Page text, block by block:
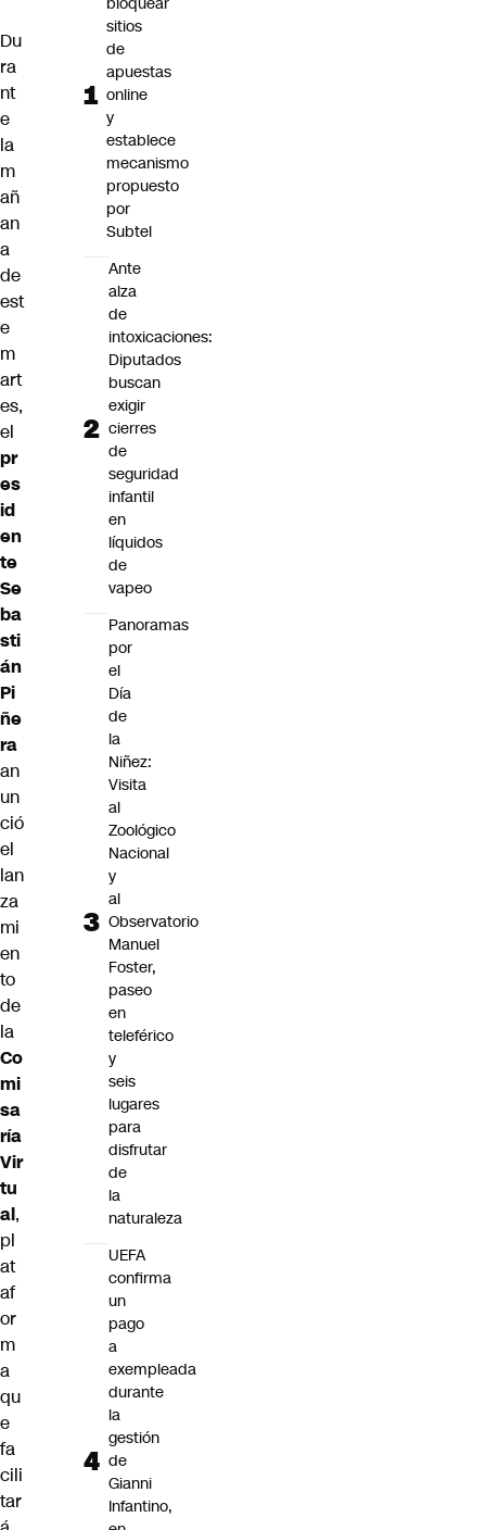
Du
ra
nt
e
la
m
añ
an
a
de
est
e
m
art
es,
el
pr
es
id
en
te
Se
ba
sti
án
Pi
ñe
ra
an
un
ció
el
lan
za
mi
en
to
de
la
Co
mi
sa
ría
Vir
tu
al,
pl
at
af
or
m
a
qu
e
fa
cili
tar
sitios
de
apuestas
online
y
establece
mecanismo
propuesto
por
Subtel
Ante
alza
de
intoxicaciones:
Diputados
buscan
exigir
cierres
de
seguridad
infantil
en
líquidos
de
vapeo
Panoramas
por
el
Día
de
la
Niñez:
Visita
al
Zoológico
Nacional
y
al
Observatorio
Manuel
Foster,
paseo
en
teleférico
y
seis
lugares
para
disfrutar
de
la
naturaleza
UEFA
confirma
un
pago
a
exempleada
durante
la
gestión
de
Gianni
Infantino,